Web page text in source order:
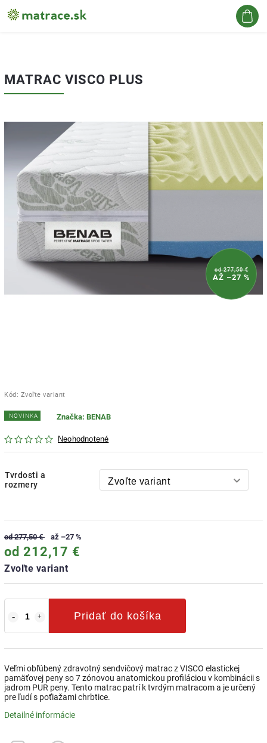
MATRAC VISCO PLUS
od 277,50 €
AŽ –27 %
Kód: Zvoľte variant
NOVINKA
Neohodnotené
Značka: BENAB
Tvrdosti a
rozmery
od 277,50 € až –27 %
od 212,17 €
Zvoľte variant
Pridať do košíka
Veľmi obľúbený zdravotný sendvičový matrac z VISCO elastickej
pamäťovej peny so 7 zónovou anatomickou profiláciou v kombinácii s
jadrom PUR peny. Tento matrac patrí k tvrdým matracom a je určený
pre ľudí s poťiažami chrbtice.
Detailné informácie